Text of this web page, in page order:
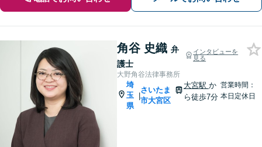
角谷 史織 弁
護士
インタビューを
見る
大野角谷法律事務所
埼
玉
県
|
さいたま
市大宮区
大宮駅 か
ら徒歩7分
営業時間：
本日定休日